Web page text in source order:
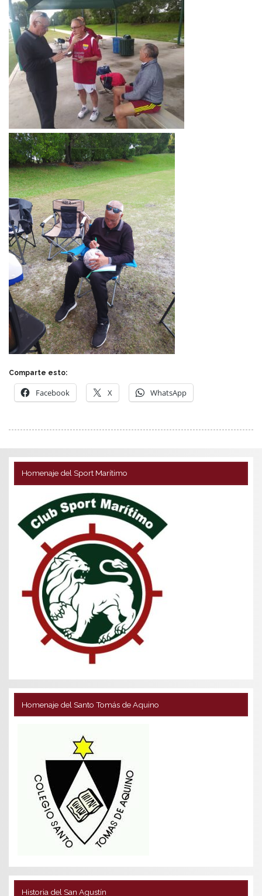
Comparte esto:
Facebook X WhatsApp
Homenaje del Sport Marítimo
Homenaje del Santo Tomás de Aquino
Historia del San Agustín